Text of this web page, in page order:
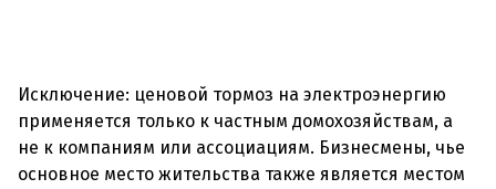
Исключение: ценовой тормоз на электроэнергию
применяется только к частным домохозяйствам, а
не к компаниям или ассоциациям. Бизнесмены, чье
основное место жительства также является местом